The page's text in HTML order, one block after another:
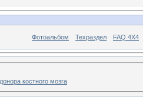
Фотоальбом Техраздел FAQ 4X4
костного мозга